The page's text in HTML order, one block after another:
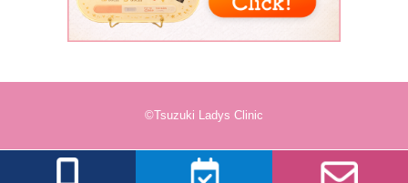
©Tsuzuki Ladys Clinic